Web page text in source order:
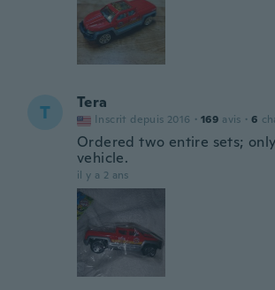
T Tera
Inscrit depuis 2016 · 169 avis · 6
Ordered two entire sets;
vehicle.
il y a 2 ans